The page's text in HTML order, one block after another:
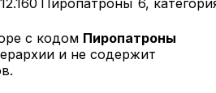
с кодом Пиропатроны
и не содержит